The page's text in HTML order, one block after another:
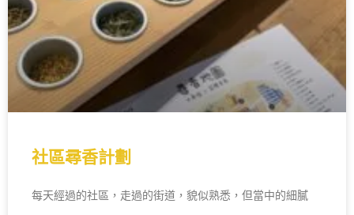
社區尋香計劃
每天經過的社區，走過的街道，貌似熟悉，但當中的細膩